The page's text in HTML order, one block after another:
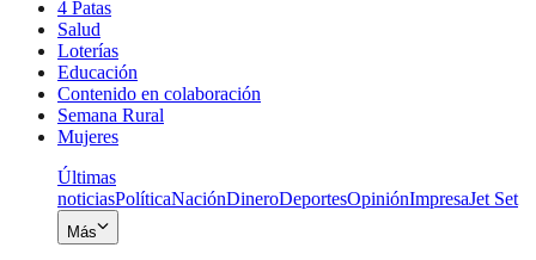
4 Patas
Salud
Loterías
Educación
Contenido en colaboración
Semana Rural
Mujeres
Últimas
noticiasPolíticaNaciónDineroDeportesOpiniónImpresaJet Set
Más